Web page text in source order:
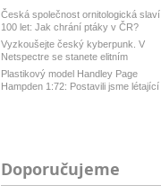
Česká společnost ornitologická slaví
100 let: Jak chrání ptáky v ČR?
Vyzkoušejte český kyberpunk. V
Netspectre se stanete elitním
hackerem ...
Plastikový model Handley Page
Hampden 1:72: Postavili jsme létající
Doporučujeme